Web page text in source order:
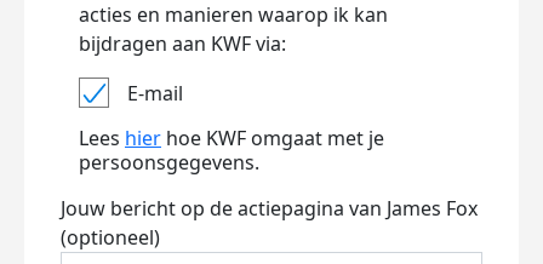
acties en manieren waarop ik kan
bijdragen aan KWF via:
E-mail
Lees hier hoe KWF omgaat met je
persoonsgegevens.
Jouw bericht op de actiepagina van James Fox
(optioneel)